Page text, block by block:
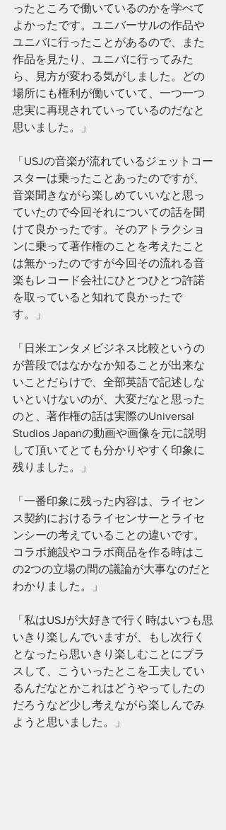
ったところで働いているのかを学べて
よかったです。ユニバーサルの作品や
ユニバに行ったことがあるので、また
作品を見たり、ユニバに行ってみた
ら、見方が変わる気がしました。どの
場所にも権利が働いていて、一つ一つ
忠実に再現されていっているのだなと
思いました。」
「USJの音楽が流れているジェットコー
スターは乗ったことあったのですが、
音楽聞きながら楽しめていいなと思っ
ていたので今回それについての話を聞
けて良かったです。そのアトラクショ
ンに乗って著作権のことを考えたこと
は無かったのですが今回その流れる音
楽もレコード会社にひとつひとつ許諾
を取っていると知れて良かったで
す。」
「日米エンタメビジネス比較というの
が普段ではなかなか知ることが出来な
いことだらけで、全部英語で記述しな
いといけないのが、大変だなと思った
のと、著作権の話は実際のUniversal
Studios Japanの動画や画像を元に説明
して頂いてとても分かりやすく印象に
残りました。」
「一番印象に残った内容は、ライセン
ス契約におけるライセンサーとライセ
ンシーの考えていることの違いです。
コラボ施設やコラボ商品を作る時はこ
の2つの立場の間の議論が大事なのだと
わかりました。」
「私はUSJが大好きで行く時はいつも思
いきり楽しんでいますが、もし次行く
となったら思いきり楽しむことにプラ
スして、こういったとこを工夫してい
るんだなとかこれはどうやってしたの
だろうなど少し考えながら楽しんでみ
ようと思いました。」